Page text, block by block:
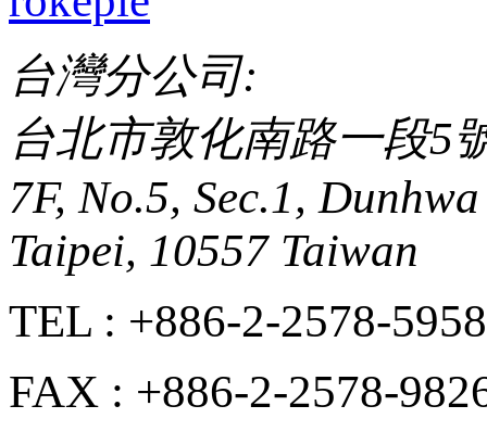
台灣分公司:
台北市敦化南路一段5
7F, No.5, Sec.1,
Taipei, 10557 Taiwan
TEL : +886-2-2578-5958
FAX : +886-2-2578-